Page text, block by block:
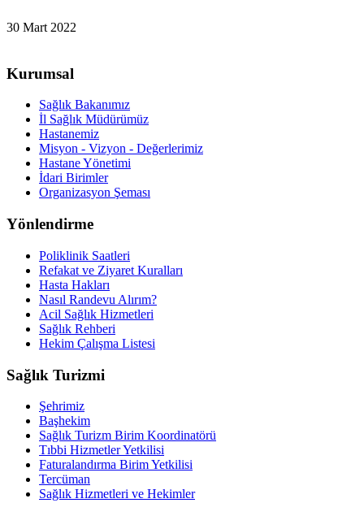
30 Mart 2022
Kurumsal
Sağlık Bakanımız
İl Sağlık Müdürümüz
Hastanemiz
Misyon - Vizyon - Değerlerimiz
Hastane Yönetimi
İdari Birimler
Organizasyon Şeması
Yönlendirme
Poliklinik Saatleri
Refakat ve Ziyaret Kuralları
Hasta Hakları
Nasıl Randevu Alırım?
Acil Sağlık Hizmetleri
Sağlık Rehberi
Hekim Çalışma Listesi
Sağlık Turizmi
Şehrimiz
Başhekim
Sağlık Turizm Birim Koordinatörü
Tıbbi Hizmetler Yetkilisi
Faturalandırma Birim Yetkilisi
Tercüman
Sağlık Hizmetleri ve Hekimler